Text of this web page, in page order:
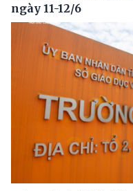
ngày 11-12/6